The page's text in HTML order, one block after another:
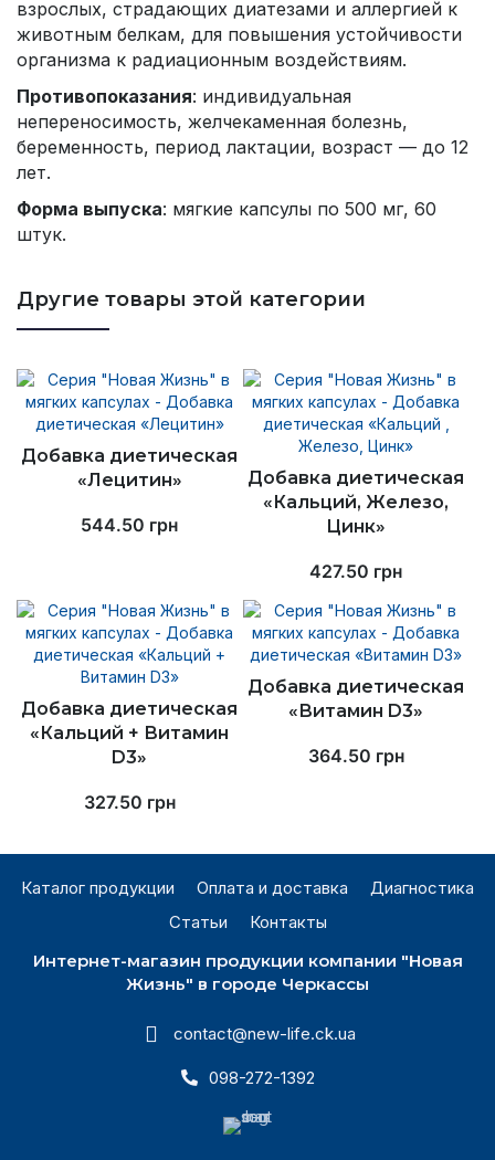
взрослых, страдающих диатезами и аллергией к
животным белкам, для повышения устойчивости
организма к радиационным воздействиям.
Противопоказания: индивидуальная
непереносимость, желчекаменная болезнь,
беременность, период лактации, возраст — до 12
лет.
Форма выпуска: мягкие капсулы по 500 мг, 60
штук.
Другие товары этой категории
Добавка диетическая
«Лецитин»
544.50 грн
Добавка диетическая
«Кальций, Железо,
Цинк»
427.50 грн
Добавка диетическая
«Кальций + Витамин
D3»
327.50 грн
Добавка диетическая
«Витамин D3»
364.50 грн
Каталог продукции Оплата и доставка
Диагностика
Статьи
Контакты
Интернет-магазин продукции компании "Новая
Жизнь" в городе Черкассы
contact@new-life.ck.ua
098-272-1392